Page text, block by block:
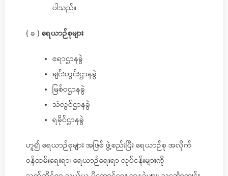
ပါသည်။
( ခ ) ရေယာဉ်စုများ
ဧရာဌာနခွဲ
ချင်းတွင်းဌာနခွဲ
မြစ်ဝဌာနခွဲ
သံလွင်ဌာနခွဲ
ရခိုင်ဌာနခွဲ
ဟူ၍ ရေယာဉ်စုများ အဖြစ် ဖွဲ့စည်းပြီး ရေယာဉ်စု အလိုက်
ဝန်ထမ်းရေးရာ၊ ရေယာဉ်ရေးရာ လုပ်ငန်းများကို